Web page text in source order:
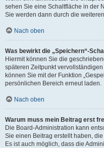
sehen Sie eine Schaltfläche in der
Sie werden dann durch die
Nach oben
Was bewirkt die „Speichern“-
Hiermit können Sie die
späteren Zeitpunkt
können Sie mit der Funktion
persönlichen Bereich erneut laden.
Nach oben
Warum muss mein Beitrag erst
Die Board-Administration kann
Sie einen Beitrag erstellt haben,
Es ist auch möglich, dass die